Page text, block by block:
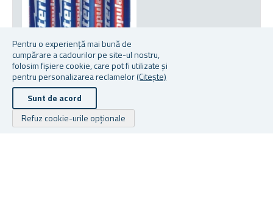
Pentru o experiență mai bună de
cumpărare a cadourilor pe site-ul nostru,
folosim fișiere cookie, care pot fi utilizate și
pentru personalizarea reclamelor(Citește)
Sunt de acord
Refuz cookie-urile opționale
ACUMULATOR AA 4 BUC
★★★★★
★★★★★